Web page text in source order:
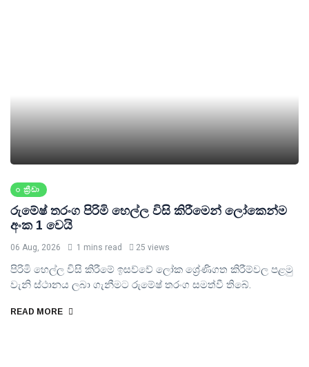
ක්‍රීඩා
රුමේෂ් තරංග පිරිමි හෙල්ල විසි කිරීමෙන් ලෝකෙන්ම
අංක 1 වෙයි
06 Aug, 2026 1 mins read 25 views
පිරිමි හෙල්ල විසි කිරීමේ ඉසව්වේ ලෝක ශ්‍රේණිගත කිරීම්වල පළමු
වැනි ස්ථානය ලබා ගැනීමට රුමේෂ් තරංග සමත්වී තිබේ.
READ MORE